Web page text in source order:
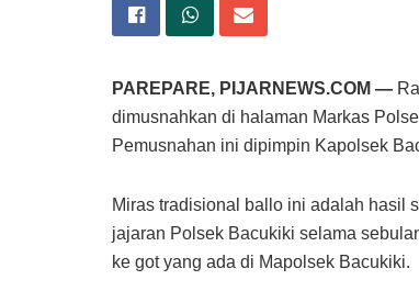
PAREPARE, PIJARNEWS.COM —
dimusnahkan di halaman Markas
Pemusnahan ini dipimpin Kapolsek
Miras tradisional ballo ini adalah hasil
jajaran Polsek Bacukiki selama
ke got yang ada di Mapolsek Bacukiki.